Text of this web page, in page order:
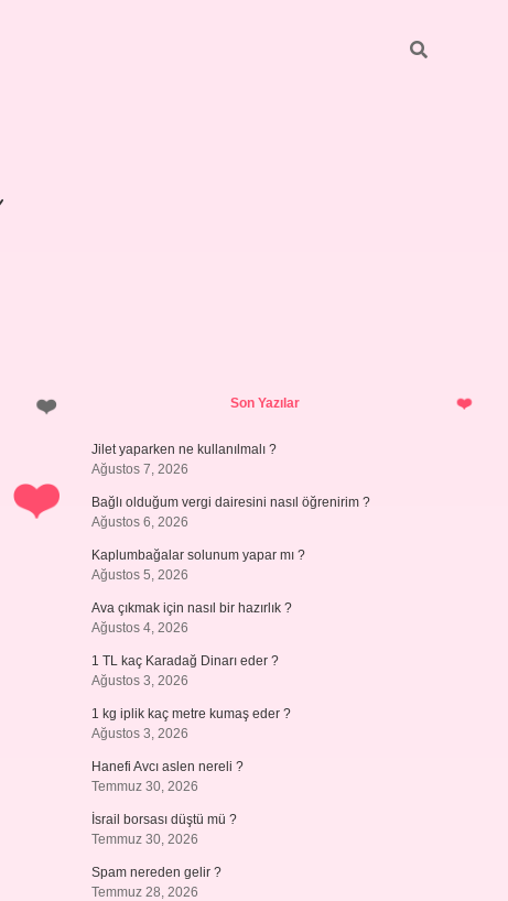
SidebarSon Yazılar
Jilet yaparken ne kullanılmalı ?
Ağustos 7, 2026
Bağlı olduğum vergi dairesini nasıl öğrenirim ?
Ağustos 6, 2026
Kaplumbağalar solunum yapar mı ?
Ağustos 5, 2026
Ava çıkmak için nasıl bir hazırlık ?
Ağustos 4, 2026
1 TL kaç Karadağ Dinarı eder ?
Ağustos 3, 2026
1 kg iplik kaç metre kumaş eder ?
Ağustos 3, 2026
Hanefi Avcı aslen nereli ?
Temmuz 30, 2026
İsrail borsası düştü mü ?
Temmuz 30, 2026
Spam nereden gelir ?
Temmuz 28, 2026